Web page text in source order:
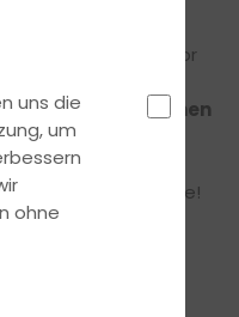
andere Frage, bevor
unverbindlichen
in unserer
von zuhause!
uns die
um
ohne